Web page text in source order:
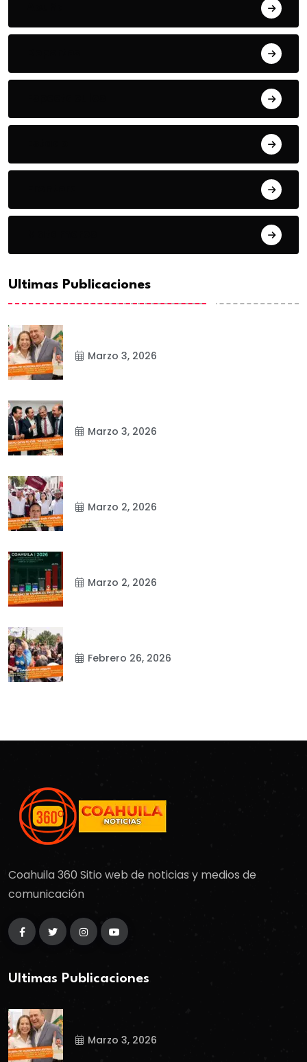
Ultimas Publicaciones
Marzo 3, 2026
Marzo 3, 2026
Marzo 2, 2026
Marzo 2, 2026
Febrero 26, 2026
Coahuila 360 Sitio web de noticias y medios de
comunicación
Ultimas Publicaciones
Marzo 3, 2026